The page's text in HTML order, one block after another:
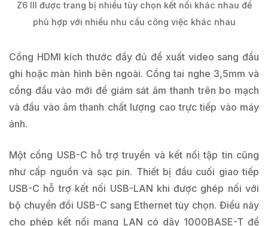
Z6 III được trang bị nhiều tùy chọn kết nối khác nhau để
phù hợp với nhiều nhu cầu công việc khác nhau
Cổng HDMI kích thước đầy đủ để xuất video sang đầu
ghi hoặc màn hình bên ngoài. Cổng tai nghe 3,5mm và
cổng đầu vào mới để giám sát âm thanh trên bo mạch
và đầu vào âm thanh chất lượng cao trực tiếp vào máy
ảnh.
Một cổng USB-C hỗ trợ truyền và kết nối tập tin cũng
như cấp nguồn và sạc pin. Thiết bị đầu cuối giao tiếp
USB-C hỗ trợ kết nối USB-LAN khi được ghép nối với
bộ chuyển đổi USB-C sang Ethernet tùy chọn. Điều này
cho phép kết nối mạng LAN có dây 1000BASE-T để